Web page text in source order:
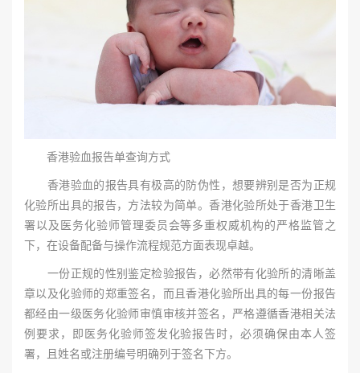
香港验血报告单查询方式
香港验血的报告具有极高的防伪性，想要辨别是否为正规
化验所出具的报告，方法较为简单。香港化验所处于香港卫生
署以及医务化验师管理委员会等多重权威机构的严格监管之
下，在设备配备与操作流程规范方面表现卓越。
一份正规的性别鉴定检验报告，必然带有化验所的清晰盖
章以及化验师的郑重签名，而且香港化验所出具的每一份报告
都经由一级医务化验师审慎审核并签名，严格遵循香港相关法
例要求，即医务化验师签发化验报告时，必须确保由本人签
署，且姓名或注册编号明确列于签名下方。